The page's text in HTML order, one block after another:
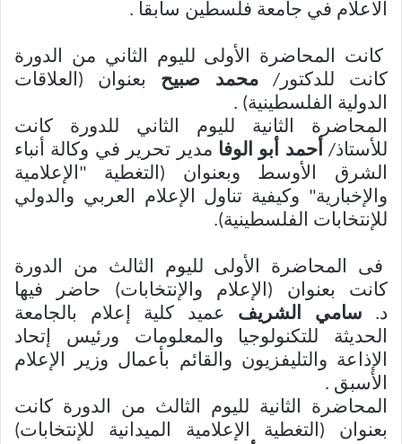
الاعلام في جامعة فلسطين سابقاً .
كانت المحاضرة الأولى لليوم الثاني من الدورة
كانت للدكتور/محمد صبيح
بعنوان (العلاقات
الدولية الفلسطينية) .
المحاضرة الثانية لليوم الثاني للدورة كانت
للأستاذ/ أحمد أبو الوفا مدير تحرير في وكالة أنباء
الشرق الأوسط وبعنوان (التغطية "الإعلامية
والإخبارية" وكيفية تناول الإعلام العربي والدولي
للإنتخابات الفلسطينية).
فى المحاضرة الأولى لليوم الثالث من الدورة
كانت بعنوان (الإعلام والإنتخابات) حاضر فيها
د. سامي الشريف عميد كلية إعلام بالجامعة
الحديثة للتكنولوجيا والمعلومات ورئيس إتحاد
الإذاعة والتليفزيون والقائم بأعمال وزير الإعلام
الأسبق .
المحاضرة الثانية لليوم الثالث من الدورة كانت
بعنوان (التغطية الإعلامية الميدانية للإنتخابات)